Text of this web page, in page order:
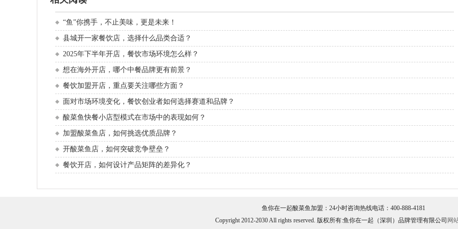
“鱼”你携手，不止美味，更是未来！
县城开一家餐饮店，选择什么品类合适？
2025年下半年开店，餐饮市场环境怎么样？
想在海外开店，哪个中餐品牌更有前景？
餐饮加盟开店，重点要关注哪些方面？
面对市场环境变化，餐饮创业者如何选择赛道和品牌？
酸菜鱼快餐小店型模式在市场中的表现如何？
加盟酸菜鱼店，如何挑选优质品牌？
开酸菜鱼店，如何突破竞争壁垒？
餐饮开店，如何设计产品矩阵的差异化？
鱼你在一起酸菜鱼加盟：24小时咨询热线电话：400-888-4181
Copyright 2012-2030 All rights reserved. 版权所有:鱼你在一起（深圳）品牌管理有限公司 网